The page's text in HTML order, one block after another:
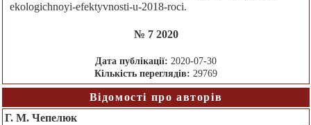
ekologichnoyi-efektyvnosti-u-2018-roci.
№ 7 2020
Дата публікації: 2020-07-30
Кількість переглядів: 29769
Відомості про авторів
Г. М. Чепелюк